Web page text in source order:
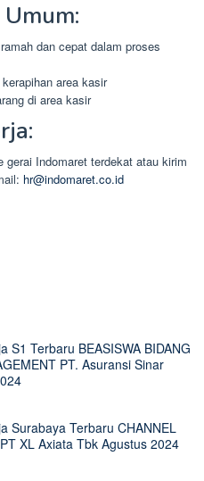
dan cepat dalam proses
area kasir
di area kasir
gerai Indomaret terdekat atau kirim
hr@indomaret.co.id
S1 Terbaru BEASISWA BIDANG
PT. Asuransi Sinar
Surabaya Terbaru CHANNEL
XL Axiata Tbk Agustus 2024